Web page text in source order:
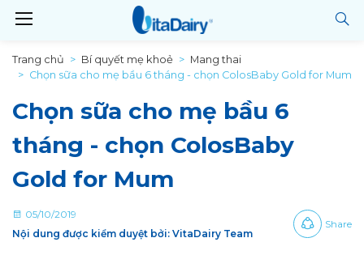
Trang chủ Bí quyết mẹ khoẻ
Mang thai
Chọn sữa cho mẹ bầu 6 tháng - chọn ColosBaby Gold for Mum
Chọn sữa cho mẹ bầu 6
tháng - chọn ColosBaby
Gold for Mum
05/10/2019
Nội dung được kiểm duyệt bởi: VitaDairy Team
Share